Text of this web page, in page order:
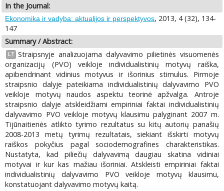
In the Journal:
Ekonomika ir vadyba: aktualijos ir perspektyvos, 2013, 4 (32), 134-
147
Summary / Abstract:
LT Straipsnyje analizuojama dalyvavimo pilietinės visuomenės
organizacijų (PVO) veikloje individualistinių motyvų raiška,
apibendrinant vidinius motyvus ir išorinius stimulus. Pirmoje
straipsnio dalyje pateikiama individualistinių dalyvavimo PVO
veikloje motyvų naudos aspektu teorinė apžvalga. Antroje
straipsnio dalyje atskleidžiami empiriniai faktai individualistinių
dalyvavimo PVO veikloje motyvų klausimu palyginant 2007 m.
Tijūnaitienės atlikto tyrimo rezultatus su kitų autorių panašių
2008-2013 metų tyrimų rezultatais, siekiant išskirti motyvų
raiškos pokyčius pagal sociodemografines charakteristikas.
Nustatyta, kad piliečių dalyvavimą daugiau skatina vidiniai
motyvai ir kur kas mažiau išoriniai. Atskleisti empiriniai faktai
individualistinių dalyvavimo PVO veikloje motyvų klausimu,
konstatuojant dalyvavimo motyvų kaitą.